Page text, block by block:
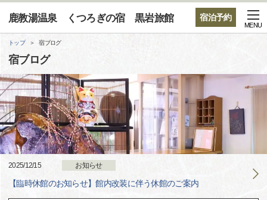
宿泊予約
鹿教湯温泉 くつろぎの宿 黒岩旅館
MENU
トップ 宿ブログ
宿ブログ
2025/12/15 お知らせ
【臨時休館のお知らせ】館内改装に伴う休館のご案内